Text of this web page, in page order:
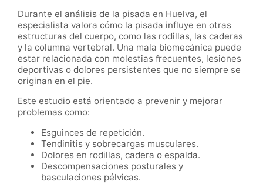
Durante el análisis de la pisada en Huelva, el
especialista valora cómo la pisada influye en otras
estructuras del cuerpo, como las rodillas, las caderas
y la columna vertebral. Una mala biomecánica puede
estar relacionada con molestias frecuentes, lesiones
deportivas o dolores persistentes que no siempre se
originan en el pie.
Este estudio está orientado a prevenir y mejorar
problemas como:
Esguinces de repetición.
Tendinitis y sobrecargas musculares.
Dolores en rodillas, cadera o espalda.
Descompensaciones posturales y
basculaciones pélvicas.